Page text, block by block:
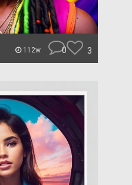
112w 0 3